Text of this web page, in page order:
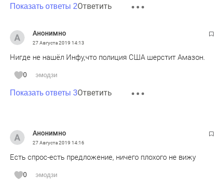
Показать ответы 2Ответить
Анонимно
27 Августа 2019 14:13
Нигде не нашёл Инфу,что полиция США шерстит Амазон.
0 эмодзи
Показать ответы 3Ответить
Анонимно
27 Августа 2019 14:16
Есть спрос-есть предложение, ничего плохого не вижу
0 эмодзи